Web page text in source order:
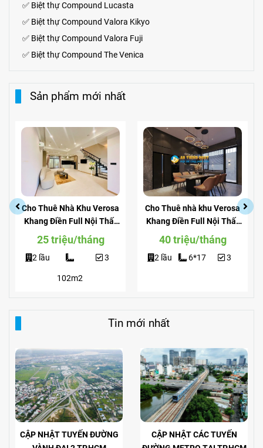
✅ Biệt thựCompound Lucasta
✅ Biệt thựCompound Valora Kikyo
✅ Biệt thự Compound Valora Fuji
✅ Biệt thự Compound The Venica
Sản phẩm mới nhất
Cho Thuê Nhà Khu Verosa
Khang Điền Full Nội Thất
Giá Siêu Rẻ
25 triệu/tháng
2 lầu
102m2
3
Cho Thuê nhà khu Verosa
Khang Điền Full Nội Thất
View Công Viên
40 triệu/tháng
2 lầu 6*17 3
Tin mới nhất
CẬP NHẬT TUYẾN ĐƯỜNG
CẬP NHẬT CÁC TUYẾN